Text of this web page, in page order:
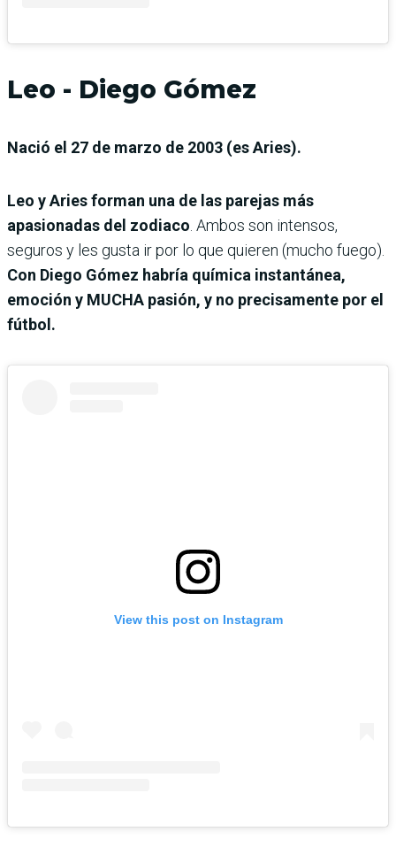
Leo - Diego Gómez
Nació el 27 de marzo de 2003 (es Aries).
Leo y Aries forman una de las parejas más
apasionadas del zodiaco. Ambos son intensos,
seguros y les gusta ir por lo que quieren (mucho fuego).
Con Diego Gómez habría química instantánea,
emoción y MUCHA pasión, y no precisamente por el
fútbol.
View this post on Instagram